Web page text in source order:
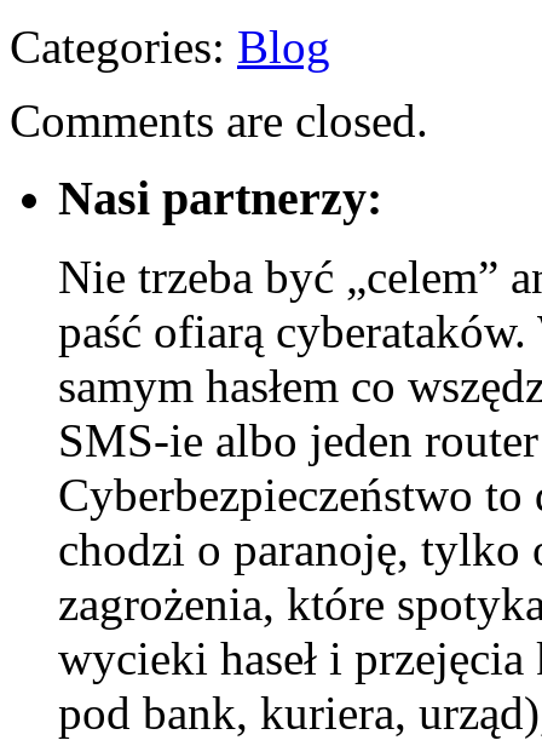
Categories: Blog
Comments are closed.
Nasi partnerzy:
Nie trzeba być „celem”
paść ofiarą
samym hasłem co
SMS-ie albo jeden
Cyberbezpieczeństwo
chodzi o paranoję, tylko
zagrożenia, które
wycieki haseł i
pod bank, kuriera,